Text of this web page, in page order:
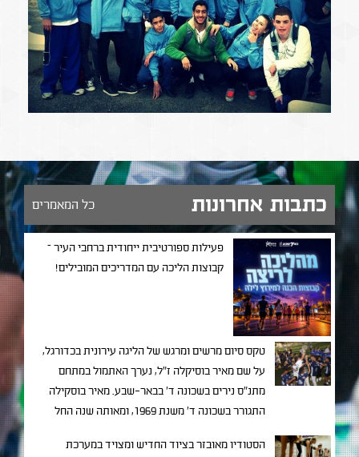
כתבות אחרונות כל המאמרים
פעילות ספורטיבית ייחודית ברחבי העיר –
קבוצות הליכה עם המדריכים המובילים!
טקס סיום מרשים ומרגש של הליגה עירונית בכדורגל,
על שם מאיר בוסיקלה ז"ל, נערך האתמול במתחם
מתנ"ס נירים בשכונה ד' בבאר-שבע. מאיר בוסקילה
התגורר בשכונה ד' משנת 1969, ומאותה שנה החל
להוציא נערים ממצבי מצוקה תוך שילובם בחברה
הסטודיו מאובזר בציוד החדיש ומצויד במערכת